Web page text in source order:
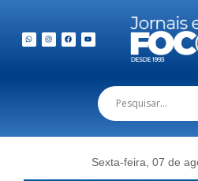
Sexta-feira, 07 de